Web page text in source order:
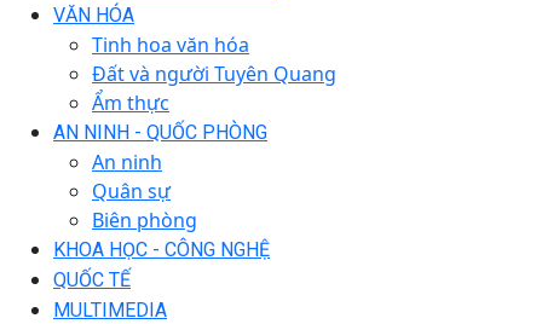
VĂN HÓA
Tinh hoa văn hóa
Đất và người Tuyên Quang
Ẩm thực
AN NINH - QUỐC PHÒNG
An ninh
Quân sự
Biên phòng
KHOA HỌC - CÔNG NGHỆ
QUỐC TẾ
MULTIMEDIA